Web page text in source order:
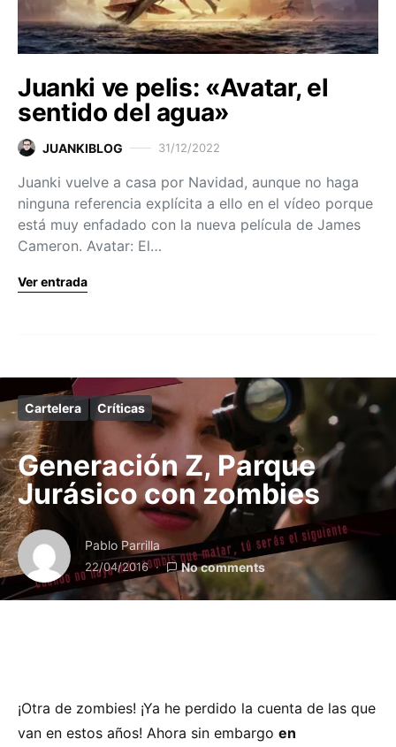
Juanki ve pelis: «Avatar, el
sentido del agua»
JUANKIBLOG 31/12/2022
Juanki vuelve a casa por Navidad, aunque no haga
ninguna referencia explícita a ello en el vídeo porque
está muy enfadado con la nueva película de James
Cameron. Avatar: El…
Ver entrada
Cartelera Críticas
Generación Z, Parque
Jurásico con zombies
Pablo Parrilla
22/04/2016 No comments
¡Otra de zombies! ¡Ya he perdido la cuenta de las que
van en estos años! Ahora sin embargo en